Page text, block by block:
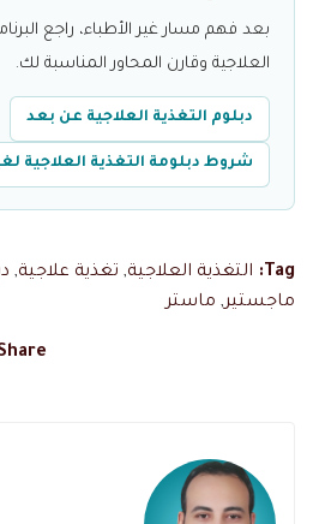
بعد فهم مسار غير الأطباء، راجع
العلاجية وقارن المحاور المناسبة لك.
دبلوم التغذية العلاجية عن بعد
شروط دبلومة التغذية العلاجية
Tag: التغذية العلاجية, تغذية علاجية,
ماجستير, ماستر